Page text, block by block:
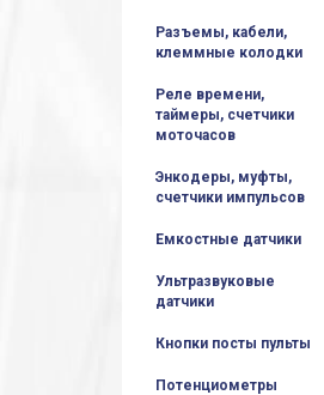
Разъемы, кабели,
клеммные колодки
Реле времени,
таймеры, счетчики
моточасов
Энкодеры, муфты,
счетчики импульсов
Емкостные датчики
Ультразвуковые
датчики
Кнопки посты пульты
Потенциометры